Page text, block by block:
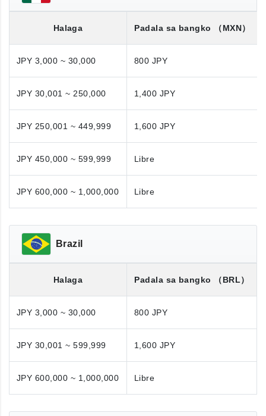
Halaga Padala sa bangko （MXN）
JPY 3,000 ~ 30,000 800 JPY
JPY 30,001 ~ 250,000 1,400 JPY
JPY 250,001 ~ 449,999 1,600 JPY
JPY 450,000 ~ 599,999 Libre
JPY 600,000 ~ 1,000,000 Libre
Brazil
Halaga Padala sa bangko （BRL）
JPY 3,000 ~ 30,000
800 JPY
JPY 30,001 ~ 599,999
1,600 JPY
JPY 600,000 ~ 1,000,000 Libre